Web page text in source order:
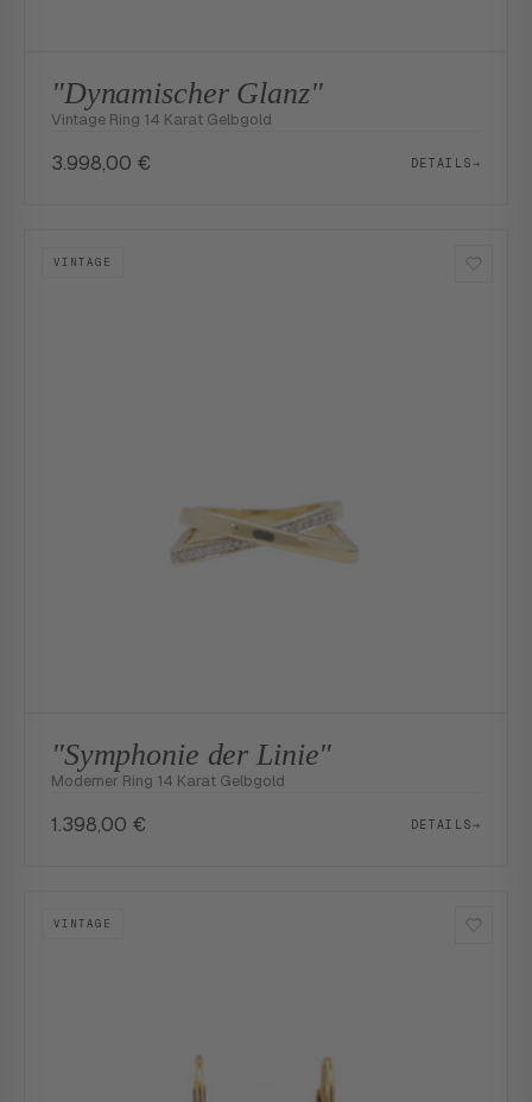
"Dynamischer Glanz"
Vintage Ring 14 Karat Gelbgold
3.998,00 € DETAILS→
VINTAGE
"Symphonie der Linie"
Moderner Ring 14 Karat Gelbgold
1.398,00 € DETAILS→
VINTAGE